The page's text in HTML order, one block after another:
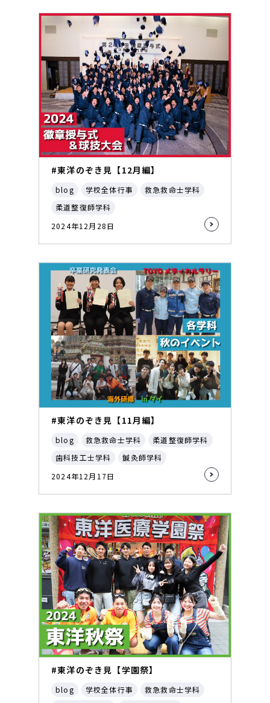
#東洋のぞき見【12月編】
blog 学校全体行事
救急救命士学科
柔道整復師学科
2024年12月28日
#東洋のぞき見【11月編】
blog 救急救命士学科
柔道整復師学科
歯科技工士学科
鍼灸師学科
2024年12月17日
#東洋のぞき見【学園祭】
blog 学校全体行事
救急救命士学科